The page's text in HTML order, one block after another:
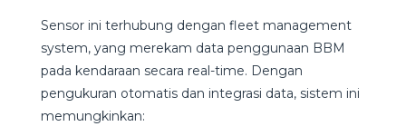
Sensor ini terhubung dengan fleet management
system, yang merekam data penggunaan BBM
pada kendaraan secara real-time. Dengan
pengukuran otomatis dan integrasi data, sistem ini
memungkinkan: